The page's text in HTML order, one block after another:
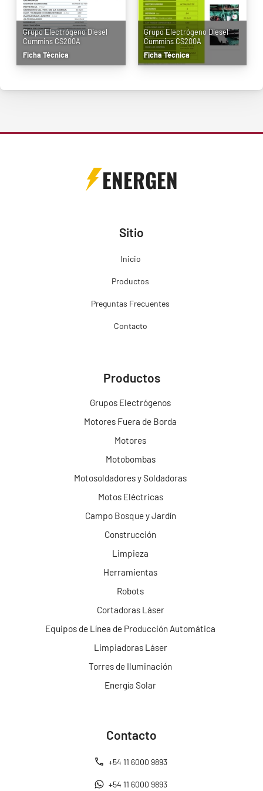
Grupo Electrógeno Diesel
Cummins CS200A
Ficha Técnica
Grupo Electrógeno Diesel
Cummins CS200A
Ficha Técnica
ENERGEN
Sitio
Inicio
Productos
Preguntas Frecuentes
Contacto
Productos
Grupos Electrógenos
Motores Fuera de Borda
Motores
Motobombas
Motosoldadores y Soldadoras
Motos Eléctricas
Campo Bosque y Jardín
Construcción
Limpieza
Herramientas
Robots
Cortadoras Láser
Equipos de Línea de Producción Automática
Limpiadoras Láser
Torres de Iluminación
Energía Solar
Contacto
+54 11 6000 9893
+54 11 6000 9893